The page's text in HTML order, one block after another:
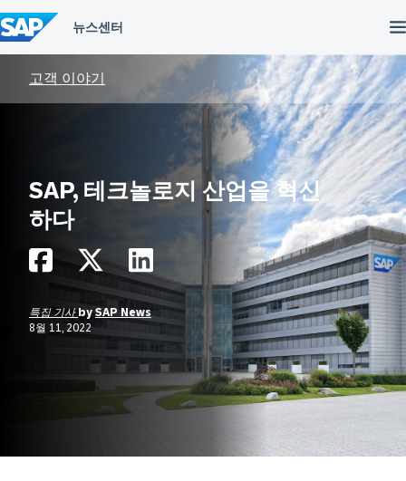
텐
츠
건
고객 이야기
SAP, 테크놀로지 산업을 혁신
하다
특집 기사 by SAP News
8월 11, 2022